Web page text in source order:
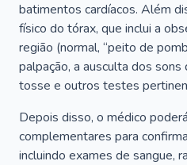
batimentos cardíacos. Além
físico do tórax, que inclui a
região (normal, “peito de
palpação, a ausculta dos sons
tosse e outros testes
Depois disso, o médico
complementares para
incluindo exames de sangue,